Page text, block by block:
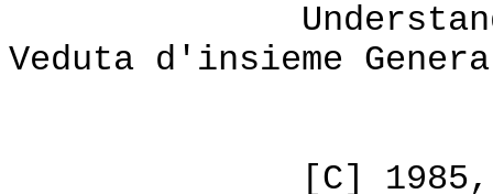
Understanding
Veduta d'insieme
[C] 1985,